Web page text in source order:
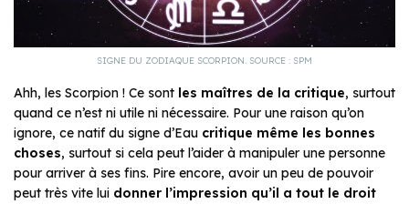
SIGNE DU ZODIAQUE SCORPION. SOURCE : SPM
Ahh, les Scorpion ! Ce sont les maîtres de la critique, surtout
quand ce n’est ni utile ni nécessaire. Pour une raison qu’on
ignore, ce natif du signe d’Eau critique même les bonnes
choses, surtout si cela peut l’aider à manipuler une personne
pour arriver à ses fins. Pire encore, avoir un peu de pouvoir
peut très vite lui donner l’impression qu’il a tout le droit